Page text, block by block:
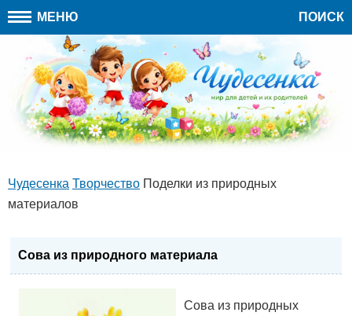
МЕНЮ ПОИСК
Чудесенка Творчество Поделки из природных
материалов
Сова из природного материала
Сова из природных